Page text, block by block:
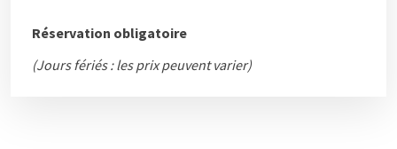
Réservation obligatoire
(Jours fériés : les prix peuvent varier)